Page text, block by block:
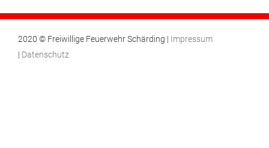
2020 © Freiwillige Feuerwehr Schärding | Impressum
| Datenschutz